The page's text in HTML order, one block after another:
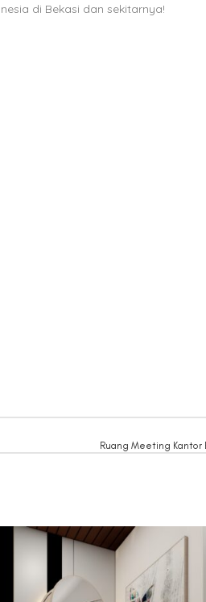
di Bekasi dan sekitarnya!
Ruang Meeting Kantor